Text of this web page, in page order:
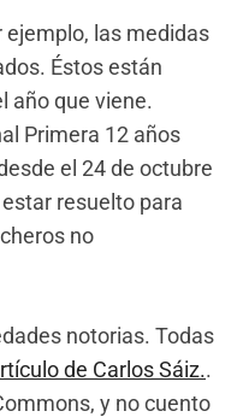
las medidas
Éstos están
año que viene.
Primera 12 años
el 24 de octubre
resuelto para
no
notorias. Todas
de Carlos Sáiz..
y no cuento